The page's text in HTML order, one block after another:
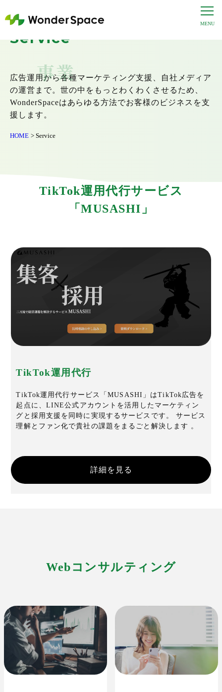
Service
事業
広告運用から各種マーケティング支援、自社メディア
の運営まで。 世の中をもっとわくわくさせるため、
WonderSpaceはあらゆる方法でお客様のビジネスを支
援します。
HOME Service
TikTok運用代行サービス
「MUSASHI」
TikTok運用代行
TikTok運用代行サービス「MUSASHI」はTikTok広告を
起点に、LINE公式アカウントを活用したマーケティン
グと採用支援を同時に実現するサービスです。 サービス
理解とファン化で貴社の課題をまるごと解決します 。
詳細を見る
Webコンサルティング